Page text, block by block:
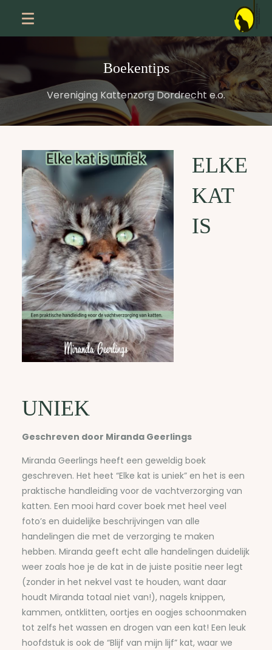
Boekentips
Vereniging Kattenzorg Dordrecht e.o.
ELKE
KAT
IS
UNIEK
Geschreven door Miranda Geerlings
Miranda Geerlings heeft een geweldig boek
geschreven. Het heet “Elke kat is uniek” en het is een
praktische handleiding voor de vachtverzorging van
katten. Een mooi hard cover boek met heel veel
foto’s en duidelijke beschrijvingen van alle
handelingen die met de verzorging te maken
hebben. Miranda geeft echt alle handelingen duidelijk
weer zoals hoe je de kat in de juiste positie neer legt
(zonder in het nekvel vast te houden, want daar
houdt Miranda totaal niet van!), nagels knippen,
kammen, ontklitten, oortjes en oogjes schoonmaken
tot zelfs het wassen en drogen van een kat! Een leuk
hoofdstuk is ook de “Blijf van mijn lijf” kat, waar we